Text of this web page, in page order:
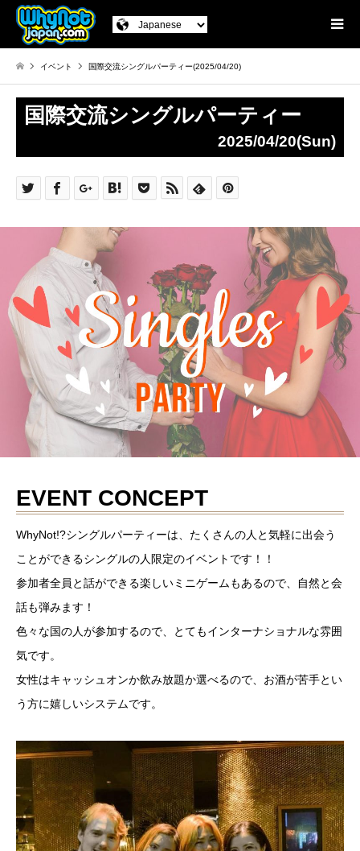
イベント 国際交流シングルパーティー(2025/04/20)
国際交流シングルパーティー
2025/04/20(Sun)
EVENT CONCEPT
WhyNot!?シングルパーティーは、たくさんの人と気軽に出会う
ことができるシングルの人限定のイベントです！！
参加者全員と話ができる楽しいミニゲームもあるので、自然と会
話も弾みます！
色々な国の人が参加するので、とてもインターナショナルな雰囲
気です。
女性はキャッシュオンか飲み放題か選べるので、お酒が苦手とい
う方に嬉しいシステムです。